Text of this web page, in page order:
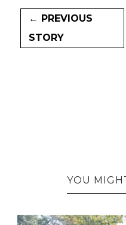
← PREVIOUS
STORY
YOU